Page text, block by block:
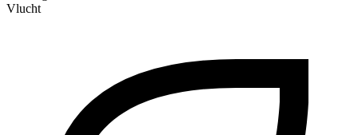
Vlucht